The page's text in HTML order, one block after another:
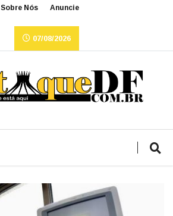
Sobre Nós Anuncie
07/08/2026